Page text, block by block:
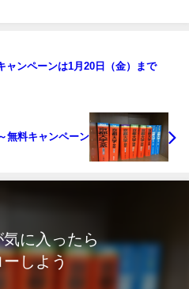
ャンペーンは1月20日（金）まで
無料キャンペーン
気に入ったら
ーしよう